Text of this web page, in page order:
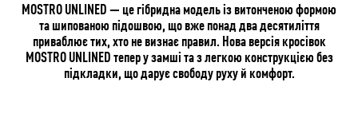
MOSTRO UNLINED — це гібридна модель із витонченою формою
та шипованою підошвою, що вже понад два десятиліття
приваблює тих, хто не визнає правил. Нова версія кросівок
MOSTRO UNLINED тепер у замші та з легкою конструкцією без
підкладки, що дарує свободу руху й комфорт.